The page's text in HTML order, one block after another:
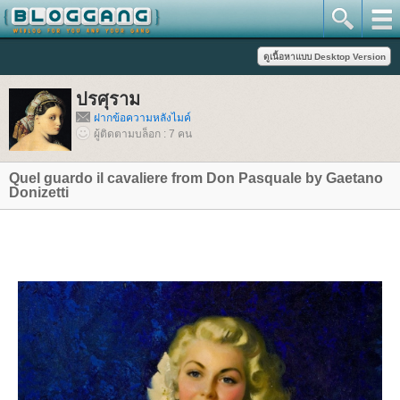
ปรศุราม
ฝากข้อความหลังไมค์
ผู้ติดตามบล็อก : 7 คน
Quel guardo il cavaliere from Don Pasquale by Gaetano
Donizetti